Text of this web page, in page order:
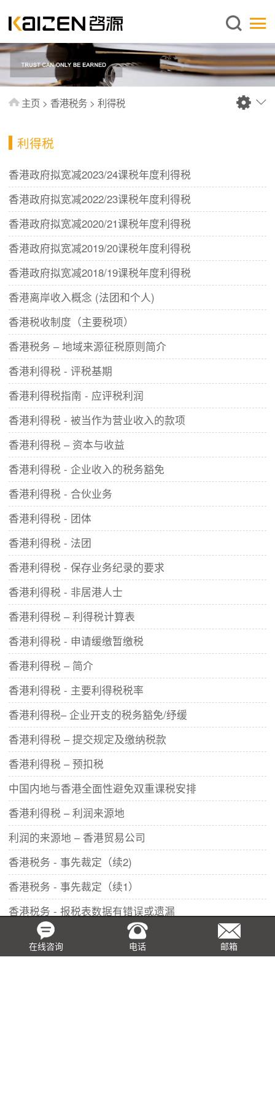
简体中文
关于启源
服务范围
新闻中心
常见问题
联系我们
主页 > 香港税务 > 利得税
利得税
香港政府拟宽减2023/24课税年度利得税
香港政府拟宽减2022/23课税年度利得税
香港政府拟宽减2020/21课税年度利得税
香港政府拟宽减2019/20课税年度利得税
香港政府拟宽减2018/19课税年度利得税
香港离岸收入概念 (法团和个人)
香港税收制度（主要税项）
香港税务 – 地域来源征税原则简介
香港利得税 - 评税基期
香港利得税指南 - 应评税利润
香港利得税 - 被当作为营业收入的款项
香港利得税 – 资本与收益
香港利得税 - 企业收入的税务豁免
香港利得税 - 合伙业务
香港利得税 - 团体
香港利得税 - 法团
香港利得税 - 保存业务纪录的要求
香港利得税 - 非居港人士
香港利得税 – 利得税计算表
香港利得税 - 申请缓缴暂缴税
香港利得税 – 简介
香港利得税 - 主要利得税税率
香港利得税– 企业开支的税务豁免/纾缓
香港利得税 – 提交规定及缴纳税款
香港利得税 – 预扣税
中国内地与香港全面性避免双重课税安排
香港利得税 – 利润来源地
利润的来源地 – 香港贸易公司
香港税务 - 事先裁定（续2)
香港税务 - 事先裁定（续1）
香港税务 - 报税表数据有错误或遗漏
香港税务 – 事先裁定
香港利得税 - 申请豁免缴税
在线咨询 电话 邮箱